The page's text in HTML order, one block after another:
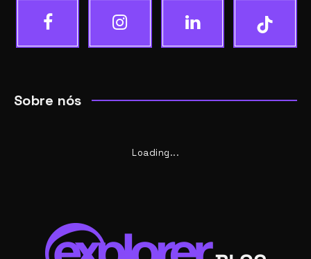
Sobre nós
Loading...